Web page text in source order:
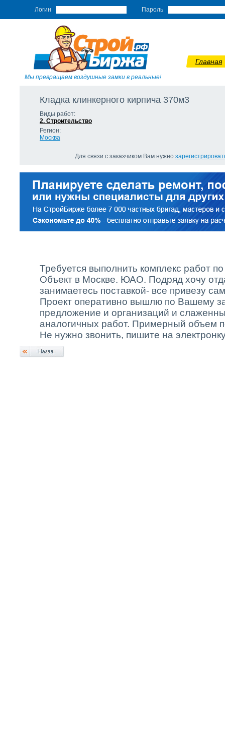
Логин Пароль
Мы превращаем воздушные замки в реальные!
Главная
Кладка клинкерного кирпича 370м3
Виды работ:
2. Строительство
Регион:
Москва
Для связи с заказчиком Вам нужно
Требуется выполнить комплекс работ
Объект в Москве. ЮАО. Подряд хочу
занимаетесь поставкой- все привезу
Проект оперативно вышлю по Вашему
предложение и организаций и
аналогичных работ. Примерный объем
Не нужно звонить, пишите на